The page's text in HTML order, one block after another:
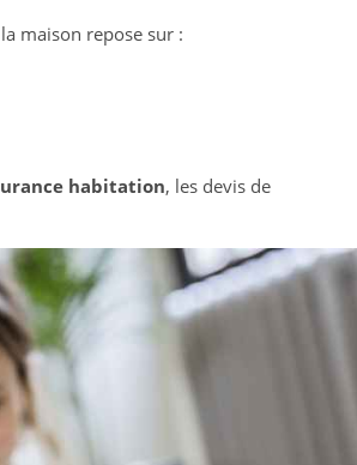
maison repose sur :
habitation, les devis de